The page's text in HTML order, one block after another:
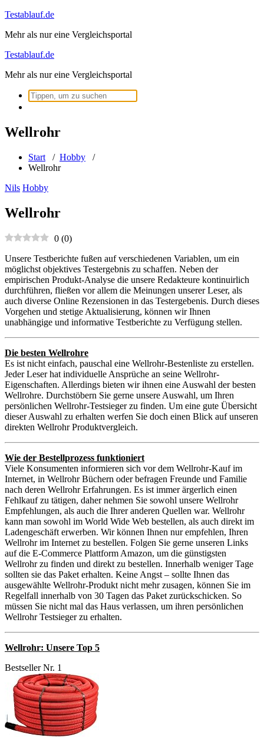
Zum
springen
Testablauf.de
Mehr als nur eine Vergleichsportal
Testablauf.de
Mehr als nur eine Vergleichsportal
Suchen
nach:
Wellrohr
Start / Hobby /
Wellrohr
Nils Hobby
Wellrohr
0 (0)
Unsere Testberichte fußen auf verschiedenen Variablen, um ein
möglichst objektives Testergebnis zu schaffen. Neben der
empirischen Produkt-Analyse die unsere Redakteure kontinuirlich
durchführen, fließen vor allem die Meinungen unserer Leser, als
auch diverse Online Rezensionen in das Testergebenis. Durch dieses
Vorgehen und stetige Aktualisierung, können wir Ihnen
unabhängige und informative Testberichte zu Verfügung stellen.
Die besten Wellrohre
Es ist nicht einfach, pauschal eine Wellrohr-Bestenliste zu erstellen.
Jeder Leser hat individuelle Ansprüche an seine Wellrohr-
Eigenschaften. Allerdings bieten wir ihnen eine Auswahl der besten
Wellrohre. Durchstöbern Sie gerne unsere Auswahl, um Ihren
persönlichen Wellrohr-Testsieger zu finden. Um eine gute Übersicht
dieser Auswahl zu erhalten werfen Sie doch einen Blick auf unseren
direkten Wellrohr Produktvergleich.
Wie der Bestellprozess funktioniert
Viele Konsumenten informieren sich vor dem Wellrohr-Kauf im
Internet, in Wellrohr Büchern oder befragen Freunde und Familie
nach deren Wellrohr Erfahrungen. Es ist immer ärgerlich einen
Fehlkauf zu tätigen, daher nehmen Sie sowohl unsere Wellrohr
Empfehlungen, als auch die Ihrer anderen Quellen war. Wellrohr
kann man sowohl im World Wide Web bestellen, als auch direkt im
Ladengeschäft erwerben. Wir können Ihnen nur empfehlen, Ihren
Wellrohr im Internet zu bestellen. Folgen Sie gerne unseren Links
auf die E-Commerce Plattform Amazon, um die günstigsten
Wellrohr zu finden und direkt zu bestellen. Innerhalb weniger Tage
sollten sie das Paket erhalten. Keine Angst – sollte Ihnen das
ausgewählte Wellrohr-Produkt nicht mehr zusagen, können Sie im
Regelfall innerhalb von 30 Tagen das Paket zurückschicken. So
müssen Sie nicht mal das Haus verlassen, um ihren persönlichen
Wellrohr Testsieger zu erhalten.
Wellrohr: Unsere Top 5
Bestseller Nr. 1